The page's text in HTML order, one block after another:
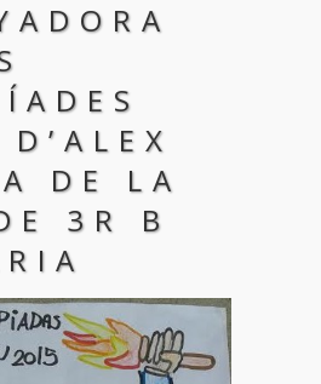
DE LA
3R B